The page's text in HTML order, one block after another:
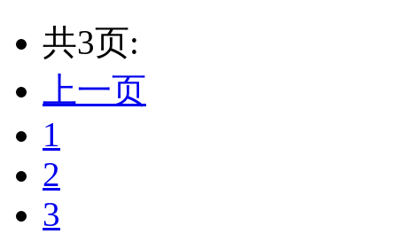
共3页:
上一页
1
2
3